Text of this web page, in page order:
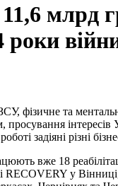
млрд
роки
інтересів
задіяні різні
вже 18
RECOVERY у